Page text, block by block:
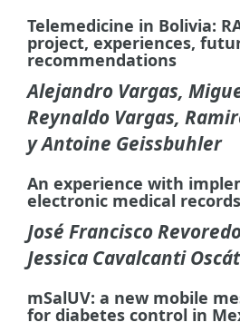
Telemedicine in Bolivia:
project, experiences,
recommendations
Alejandro Vargas,
Reynaldo Vargas,
y Antoine Geissbuhler
An experience with
electronic medical
José Francisco
Jessica Cavalcanti
mSalUV: a new mobile
for diabetes control in